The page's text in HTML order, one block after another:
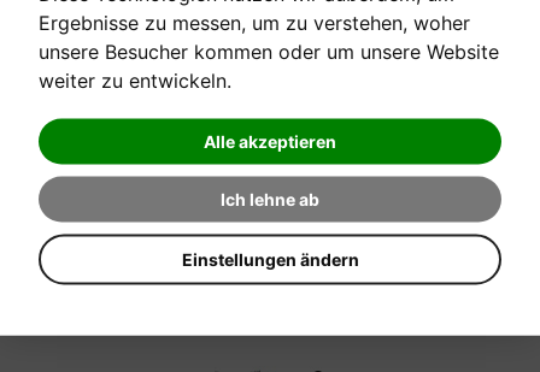
Ergebnisse zu messen, um zu verstehen, woher
unsere Besucher kommen oder um unsere Website
weiter zu entwickeln.
Alle akzeptieren
Ich lehne ab
Einstellungen ändern
[sofort verfügbar]
POP FOR VIOLIN 7
Kiss from a rose, 12 Pop-Hits zusätzlich mit 2.Stimme
Verkaufspreis:
20,30 €